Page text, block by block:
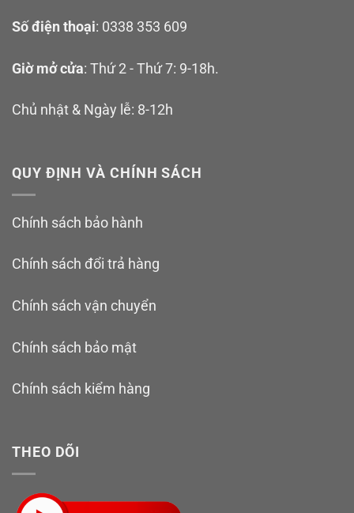
Số điện thoại: 0338 353 609
Giờ mở cửa: Thứ 2 - Thứ 7: 9-18h.
Chủ nhật & Ngày lễ: 8-12h
QUY ĐỊNH VÀ CHÍNH SÁCH
Chính sách bảo hành
Chính sách đổi trả hàng
Chính sách vận chuyển
Chính sách bảo mật
Chính sách kiểm hàng
THEO DÕI